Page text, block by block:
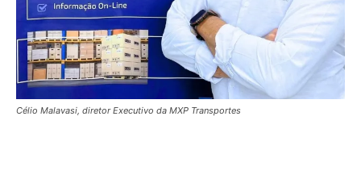
Célio Malavasi, diretor Executivo da MXP Transportes